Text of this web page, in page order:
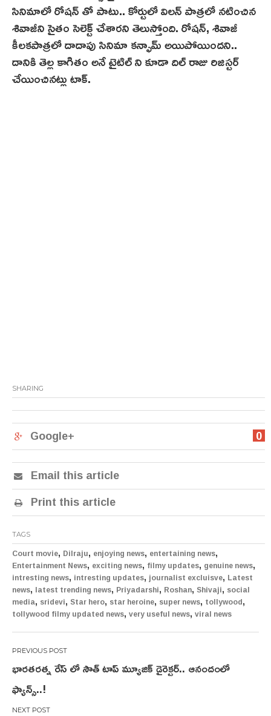
సినిమాలో రోషన్ తో పాటు.. కోర్టులో విలన్ పాత్రలో నటించిన
శివాజీని సైతం సెలెక్ట్ చేశారని తెలుస్తోంది. రోషన్, శివాజీ
కీలకపాత్రలో దాదాపు సినిమా కన్ఫామ్ అయిపోయిందని..
దానికి తెల్ల కాగితం అనే టైటిల్ ని కూడా దిల్ రాజు రిజిస్టర్
చేయించినట్లు టాక్.
SHARING
0
Google+
Email this article
Print this article
TAGS
Court movie, Dilraju, enjoying news, entertaining news,
Entertainment News, exciting news, filmy updates, genuine news,
intresting news, intresting updates, journalist excluisve, Latest
news, latest trending news, Priyadarshi, Roshan, Shivaji, social
media, sridevi, Star hero, star heroine, super news, tollywood,
tollywood filmy updated news, very useful news, viral news
Post
navigation
భారతరత్న రేస్ లో సౌత్ టాప్ మ్యూజిక్ డైరెక్టర్.. ఆనందంలో
ఫ్యాన్స్..!